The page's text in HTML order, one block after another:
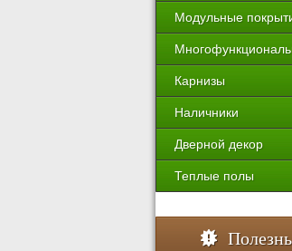
Модульные
Карнизы
Наличники
Дверной декор
Теплые полы